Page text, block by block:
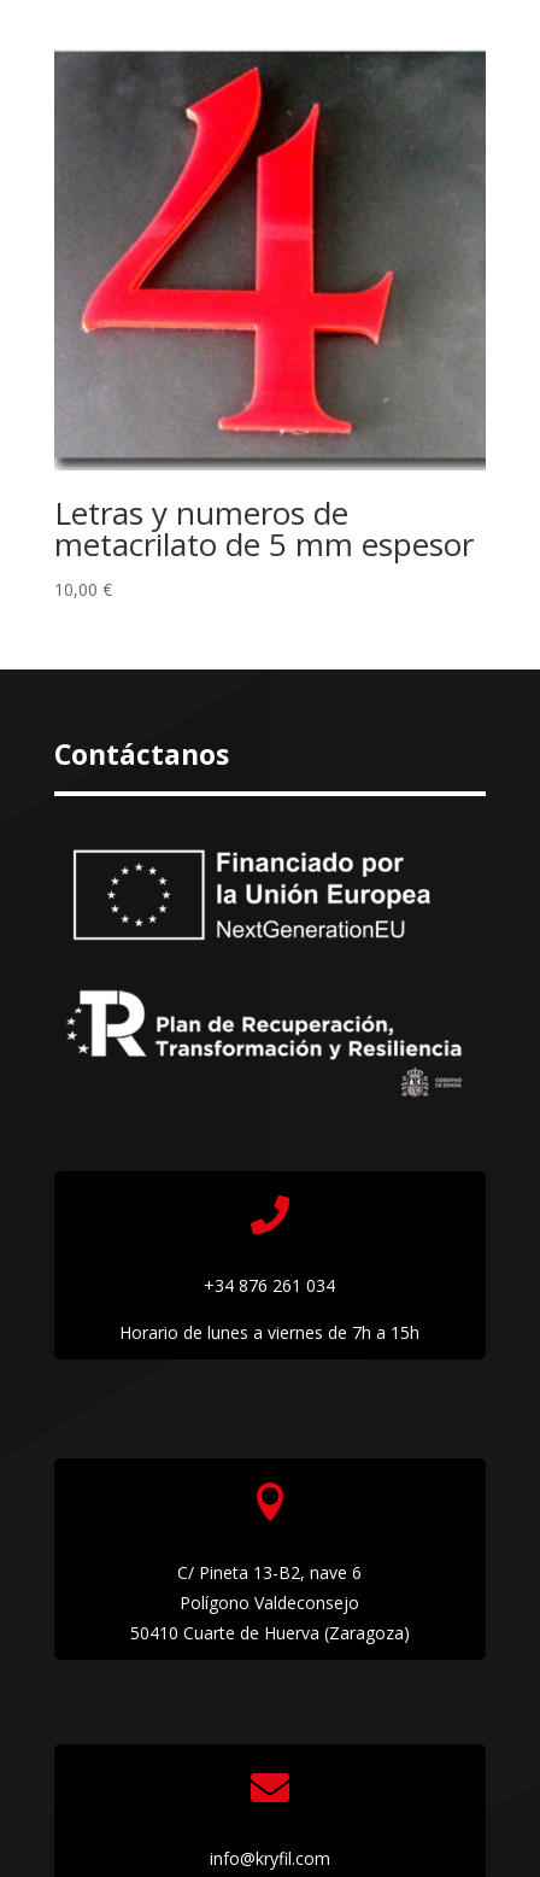
Letras y numeros de
metacrilato de 5 mm espesor
10,00 €
Contáctanos

+34 876 261 034
Horario de lunes a viernes de 7h a 15h

C/ Pineta 13-B2, nave 6
Polígono Valdeconsejo
50410 Cuarte de Huerva (Zaragoza)

info@kryfil.com